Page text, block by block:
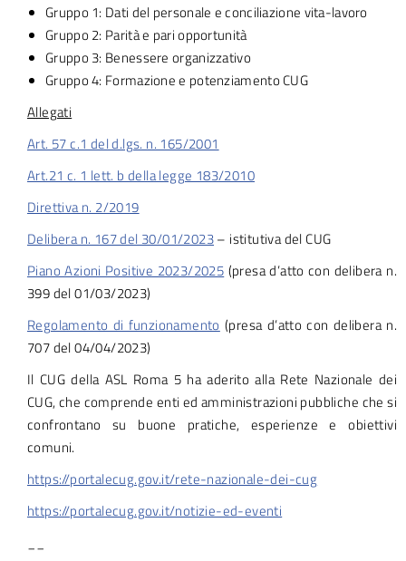
Gruppo 1: Dati del personale e conciliazione vita-lavoro
Gruppo 2: Parità e pari opportunità
Gruppo 3: Benessere organizzativo
Gruppo 4: Formazione e potenziamento CUG
Allegati
Art. 57 c.1 del d.lgs. n. 165/2001
Art.21 c. 1 lett. b della legge 183/2010
Direttiva n. 2/2019
Delibera n. 167 del 30/01/2023– istitutiva del CUG
Piano Azioni Positive 2023/2025 (presa d’atto con delibera n.
399 del 01/03/2023)
Regolamento di funzionamento (presa d’atto con delibera n.
707 del 04/04/2023)
Il CUG della ASL Roma 5 ha aderito alla Rete Nazionale dei
CUG, che comprende enti ed amministrazioni pubbliche che si
confrontano su buone pratiche, esperienze e obiettivi
comuni.
https://portalecug.gov.it/rete-nazionale-dei-cug
https://portalecug.gov.it/notizie-ed-eventi